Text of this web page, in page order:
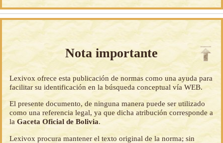
Nota importante
Lexivox ofrece esta publicación de normas como una ayuda para
facilitar su identificación en la búsqueda conceptual vía WEB.
El presente documento, de ninguna manera puede ser utilizado
como una referencia legal, ya que dicha atribución corresponde a
laGaceta Oficial de Bolivia.
Lexivox procura mantener el texto original de la norma; sin